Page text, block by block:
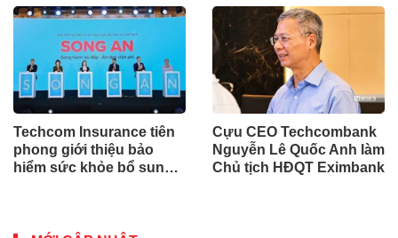
Techcom Insurance tiên
phong giới thiệu bảo
hiểm sức khỏe bổ sung
Cựu CEO Techcombank
Nguyễn Lê Quốc Anh làm
Chủ tịch HĐQT Eximbank